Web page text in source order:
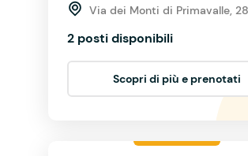
Via dei Monti di Primavalle, 28
2 posti disponibili
Scopri di più e prenotati